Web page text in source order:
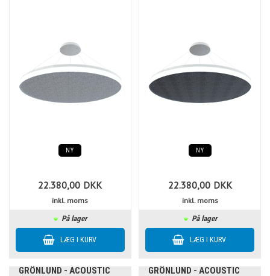
NY
22.380,00 DKK
inkl. moms
På lager
NY
22.380,00 DKK
inkl. moms
På lager
GRÖNLUND - ACOUSTIC
GRÖNLUND - ACOUSTIC